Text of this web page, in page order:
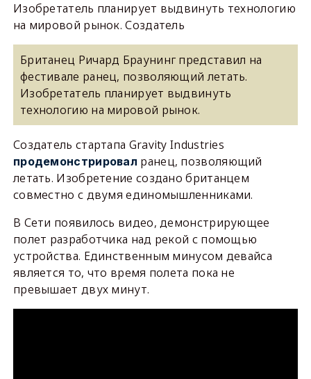
Изобретатель планирует выдвинуть технологию
на мировой рынок. Создатель
Британец Ричард Браунинг представил на
фестивале ранец, позволяющий летать.
Изобретатель планирует выдвинуть
технологию на мировой рынок.
Создатель стартапа Gravity Industries
продемонстрировал ранец, позволяющий
летать. Изобретение создано британцем
совместно с двумя единомышленниками.
В Сети появилось видео, демонстрирующее
полет разработчика над рекой с помощью
устройства. Единственным минусом девайса
является то, что время полета пока не
превышает двух минут.